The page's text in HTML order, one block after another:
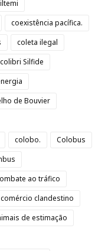
coexistência pacífica.
coleta ilegal
colibri Silfide
de Bouvier
colobo.
Colobus
ao tráfico
comércio clandestino
de estimação